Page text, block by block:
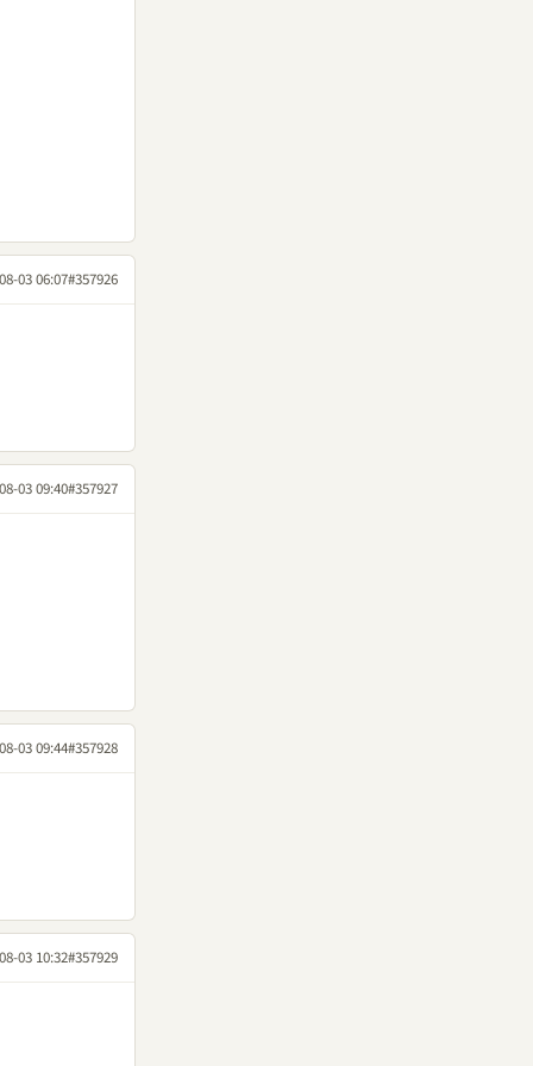
03 06:07#357926
03 09:40#357927
03 09:44#357928
03 10:32#357929